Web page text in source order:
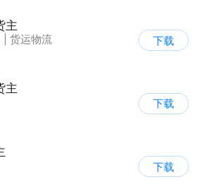
主
货运物流
下载
主
下载
下载